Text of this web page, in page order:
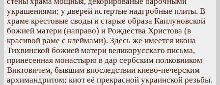
украшениями; у дверей истертые надгробные плиты. В
храме крестовые своды и старые образа Каплуновской
божией матери (направо) и Рождества Христова (в
красивой раме с клеймами). Здесь же имеется икона
Тихвинской божией матери великорусскаго письма,
принесенная монастырю в дар сербским полковником
Виктовичем, бывшим впоследствии киево-печерским
архимандритом; киот её прекрасной украинской резьбы.